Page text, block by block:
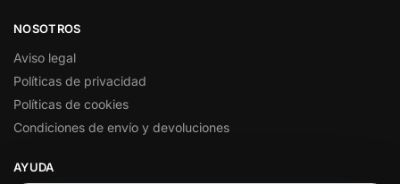
NOSOTROS
Aviso legal
Políticas de privacidad
Políticas de cookies
Condiciones de envío y devoluciones
AYUDA